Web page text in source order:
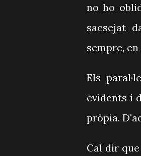
no ho
sacsejat
sempre,
Els
evidents i
pròpia.
Cal dir